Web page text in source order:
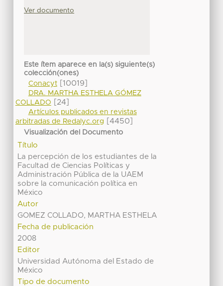
Ver documento
Este ítem aparece en la(s) siguiente(s)
colección(ones)
Conacyt[10019]
DRA. MARTHA ESTHELA GÓMEZ
COLLADO
[24]
Artículos publicados en revistas
arbitradas de Redalyc.org
[4450]
Visualización del Documento
Título
La percepción de los estudiantes de la
Facultad de Ciencias Políticas y
Administración Pública de la UAEM
sobre la comunicación política en
México
Autor
GOMEZ COLLADO, MARTHA ESTHELA
Fecha de publicación
2008
Editor
Universidad Autónoma del Estado de
México
Tipo de documento